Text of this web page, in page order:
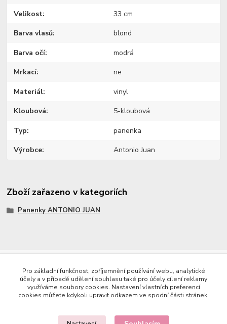
Velikost 33 cm
Barva vlasů blond
Barva očí modrá
Mrkací ne
Materiál vinyl
Kloubová 5-kloubová
Typ panenka
Výrobce Antonio Juan
Zboží zařazeno v kategoriích
Panenky ANTONIO JUAN
Pro základní funkčnost, zpříjemnění používání webu, analytické
účely a v případě udělení souhlasu také pro účely cílení reklamy
využíváme soubory cookies. Nastavení vlastních preferencí
cookies můžete kdykoli upravit odkazem ve spodní části stránek.